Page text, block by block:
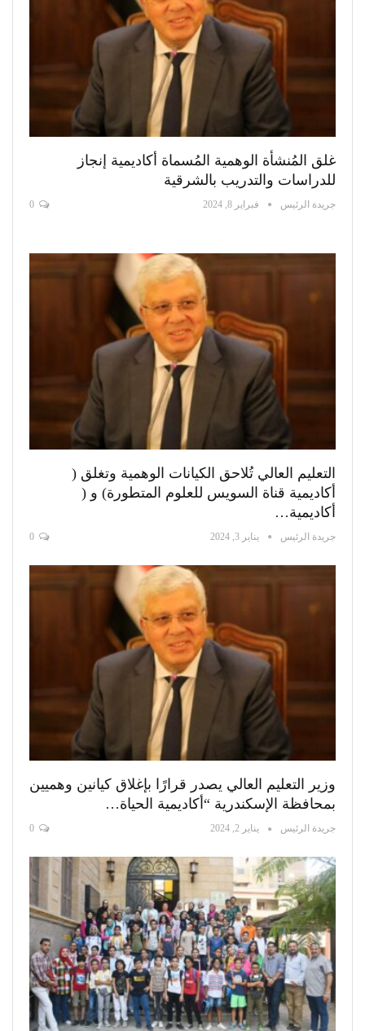
غلق المُنشأة الوهمية المُسماة أكاديمية إنجاز
للدراسات والتدريب بالشرقية
جريدة الرئيس فبراير 8, 2024
التعليم العالي تُلاحق الكيانات الوهمية وتغلق (
أكاديمية قناة السويس للعلوم المتطورة) و (
أكاديمية…
جريدة الرئيس يناير 3, 2024
وزير التعليم العالي يصدر قرارًا بإغلاق كيانين وهميين
بمحافظة الإسكندرية “أكاديمية الحياة…
جريدة الرئيس يناير 2, 2024